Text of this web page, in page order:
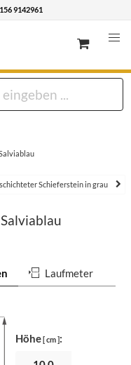
9142961
Schieferstein in grau
Laufmeter
Höhe[ cm ]: